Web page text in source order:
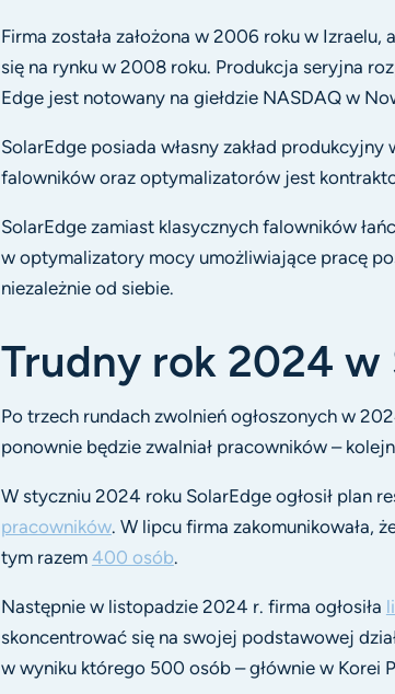
Firma została założona w 2006 roku w
się na rynku w 2008 roku. Produkcja seryjna
Edge jest notowany na giełdzie NASDAQ w
SolarEdge posiada własny zakład
falowników oraz optymalizatorów jest
SolarEdge zamiast klasycznych falowników
w optymalizatory mocy umożliwiające pracę
niezależnie od siebie.
Trudny rok 2024 w
Po trzech rundach zwolnień ogłoszonych w
ponownie będzie zwalniał pracowników –
W styczniu 2024 roku SolarEdge ogłosił plan
pracowników. W lipcu firma zakomunikowała,
tym razem 400 osób.
Następnie w listopadzie 2024 r. firma ogłosiła
skoncentrować się na swojej podstawowej
w wyniku którego 500 osób – głównie w Korei